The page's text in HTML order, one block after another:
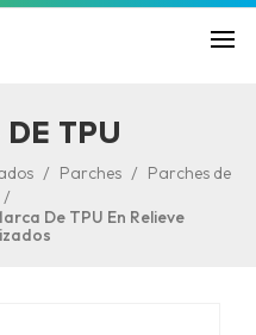
DE TPU
/ Parches / Parches de
/
De TPU En Relieve